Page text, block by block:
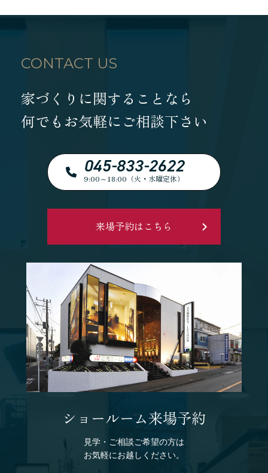
CONTACT US
家づくりに関することなら
何でもお気軽にご相談下さい
045-833-2622
9:00～18:00（火・水曜定休）
来場予約はこちら
ショールーム来場予約
見学・ご相談ご希望の方は
お気軽にお越しください。